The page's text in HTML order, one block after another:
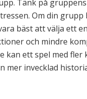
Tänk på
Om din grupp
bäst att välja ett
och mindre
kan ett spel med fler
mer invecklad